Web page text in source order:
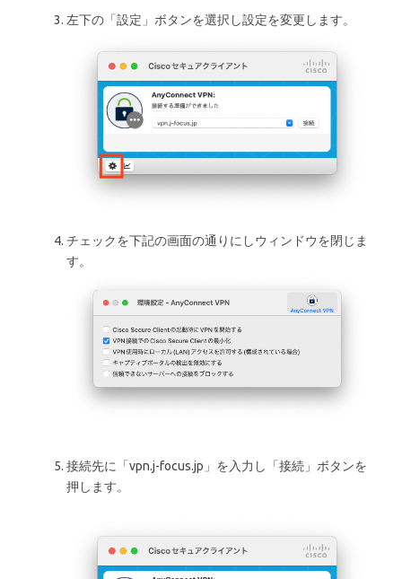
左下の「設定」ボタンを選択し設定を変更します。
チェックを下記の画面の通りにしウィンドウを閉じま
す。
接続先に「vpn.j-focus.jp」を入力し「接続」ボタンを
押します。